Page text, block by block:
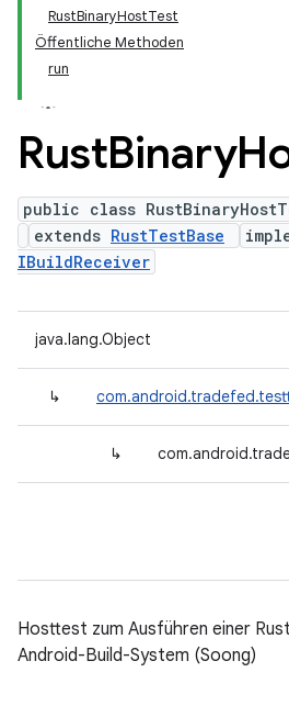
RustBinaryHostTest
Öffentliche Methoden
run
RustBinary
public class
extends RustTestBase
IBuildReceiver
java.lang.Object
↳
↳
Hosttest zum Ausführen einer
Android-Build-System (Soong)